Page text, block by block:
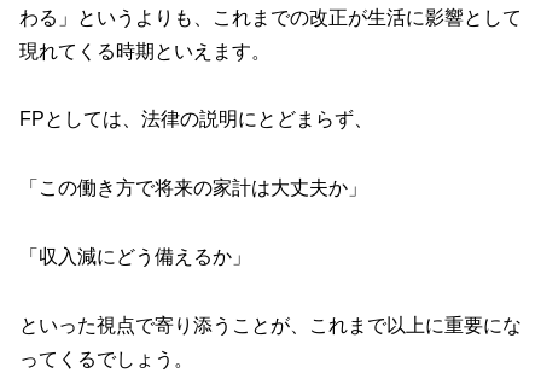
わる」というよりも、これまでの改正が生活に影響として
現れてくる時期といえます。
FPとしては、法律の説明にとどまらず、
「この働き方で将来の家計は大丈夫か」
「収入減にどう備えるか」
といった視点で寄り添うことが、これまで以上に重要にな
ってくるでしょう。